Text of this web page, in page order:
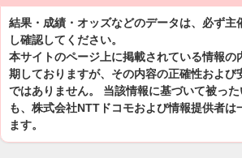
結果・成績・オッズなどのデータは、必ず主
し確認してください。
本サイトのページ上に掲載されている情報の
期しておりますが、その内容の正確性および
ではありません。 当該情報に基づいて被っ
も、株式会社NTTドコモおよび情報提供者は
ます。